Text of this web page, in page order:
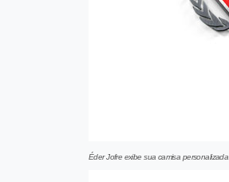
Éder Jofre exibe sua camisa personalizada